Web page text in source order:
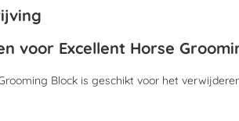
voor Excellent Horse
Block is geschikt voor het